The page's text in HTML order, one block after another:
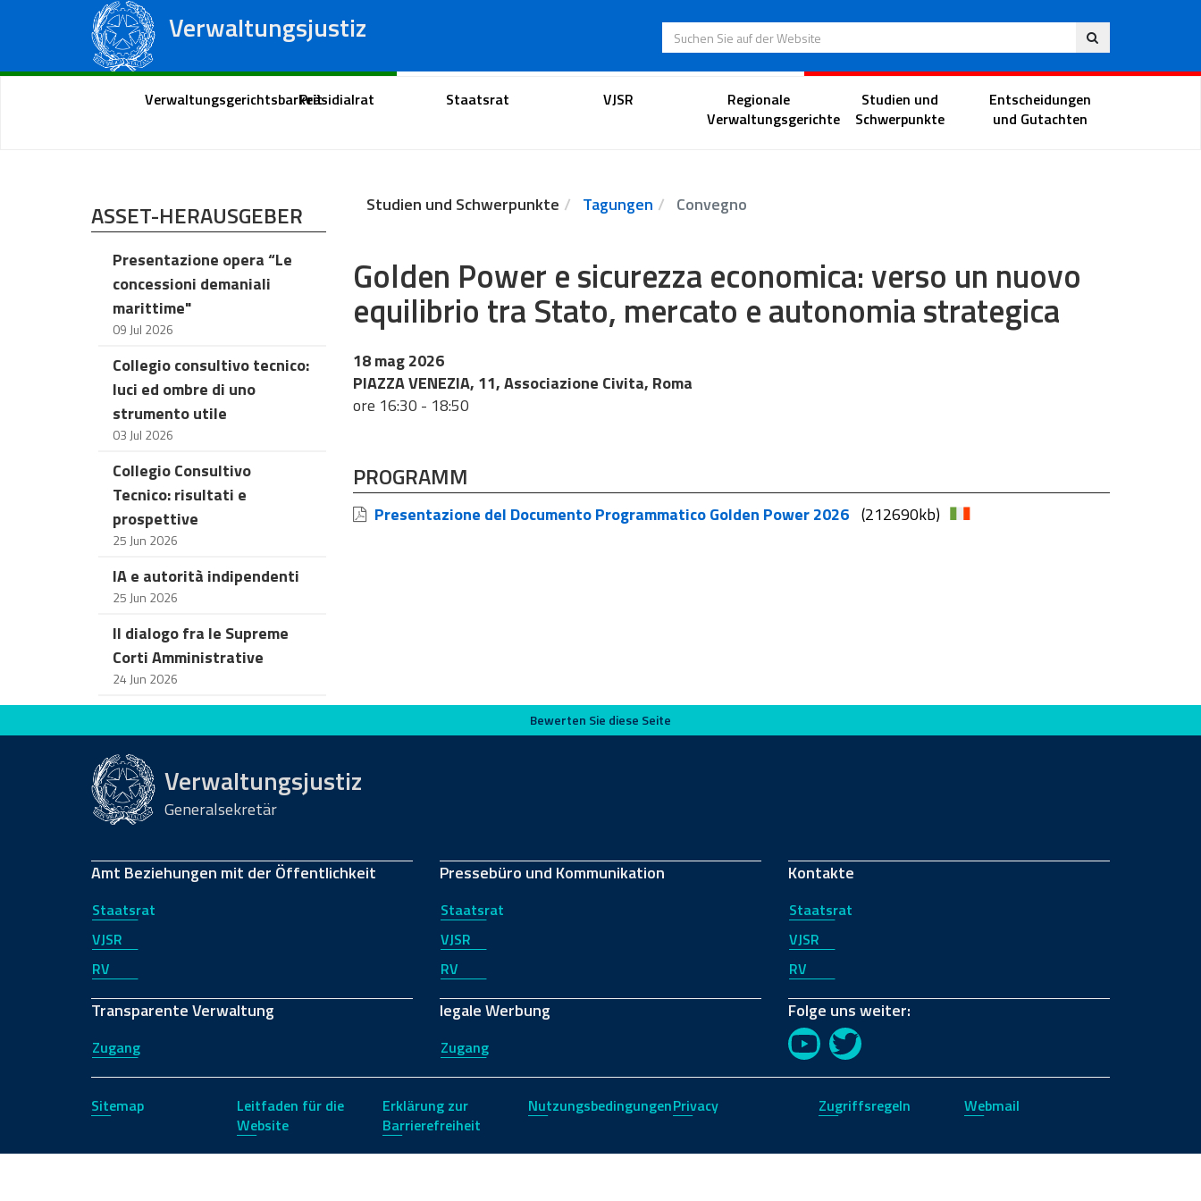
Verwaltungsjustiz
Regionale Verwaltungsgerichte
Deu
Suchen Sie auf der Website
Portal des Bürgers Anwaltsportal Richterportal
VerwaltungsgerichtsbarkeitPräsidialrat Staatsrat VJSR
Regionale
Verwaltungsgerichte
Studien und
Schwerpunkte
Entscheidungen
und Gutachten
ASSET-HERAUSGEBER
Presentazione opera “Le
concessioni demaniali
marittime"
09 Jul 2026
Collegio consultivo tecnico:
luci ed ombre di uno
strumento utile
03 Jul 2026
Collegio Consultivo
Tecnico: risultati e
prospettive
25 Jun 2026
IA e autorità indipendenti
25 Jun 2026
Il dialogo fra le Supreme
Corti Amministrative
24 Jun 2026
Studien und Schwerpunkte Tagungen Convegno
Golden Power e sicurezza economica: verso un nuovo
equilibrio tra Stato, mercato e autonomia strategica
18 mag 2026
PIAZZA VENEZIA, 11, Associazione Civita, Roma
ore 16:30 - 18:50
PROGRAMM
Presentazione del Documento Programmatico Golden Power 2026 (212690kb)
Bewerten Sie diese Seite Bewerten Sie diese Seite
Verwaltungsjustiz
Generalsekretär
Amt Beziehungen mit der Öffentlichkeit
Staatsrat
VJSR
RV
Transparente Verwaltung
Zugang
Pressebüro und Kommunikation
Staatsrat
VJSR
RV
legale Werbung
Zugang
Kontakte
Staatsrat
VJSR
RV
Folge uns weiter:
YouTubeTwitter
Sitemap
Leitfaden für die
Website
Erklärung zur
Barrierefreiheit
NutzungsbedingungenPrivacy Zugriffsregeln Webmail